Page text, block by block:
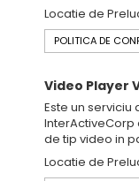
Locatie de
POLITICA DE
Video Player
Este un
de tip video in
Locatie de